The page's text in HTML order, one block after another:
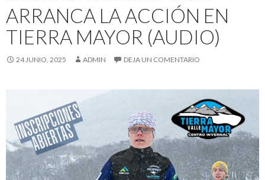
ARRANCA LA ACCIÓN EN
TIERRA MAYOR (AUDIO)
24 JUNIO, 2025 ADMIN DEJA UN COMENTARIO